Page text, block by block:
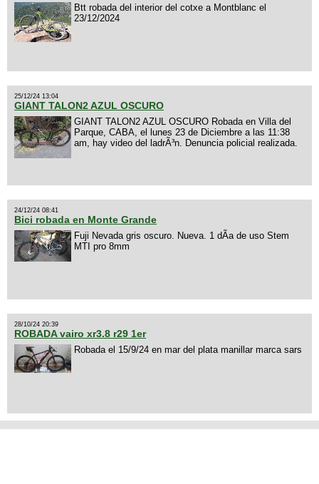
Btt robada del interior del cotxe a Montblanc el
23/12/2024
25/12/24 13:04
GIANT TALON2 AZUL OSCURO
GIANT TALON2 AZUL OSCURO Robada en Villa del
Parque, CABA, el lunes 23 de Diciembre a las 11:38
am, hay video del ladrÃ³n. Denuncia policial realizada.
24/12/24 08:41
Bici robada en Monte Grande
Fuji Nevada gris oscuro. Nueva. 1 dÃ­a de uso Stem
MTI pro 8mm
28/10/24 20:39
ROBADA vairo xr3.8 r29 1er
Robada el 15/9/24 en mar del plata manillar marca sars